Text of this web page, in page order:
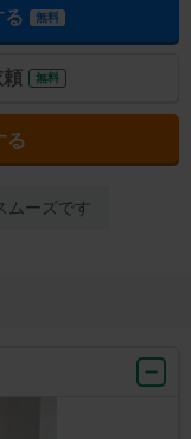
る 無料
頼 無料
る
ムーズです